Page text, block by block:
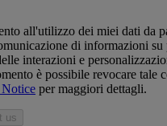
all'utilizzo dei miei dati da
di informazioni su
interazioni e
è possibile revocare tale
per maggiori dettagli.
us